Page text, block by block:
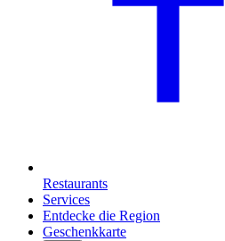
Restaurants
Services
Entdecke die Region
Geschenkkarte